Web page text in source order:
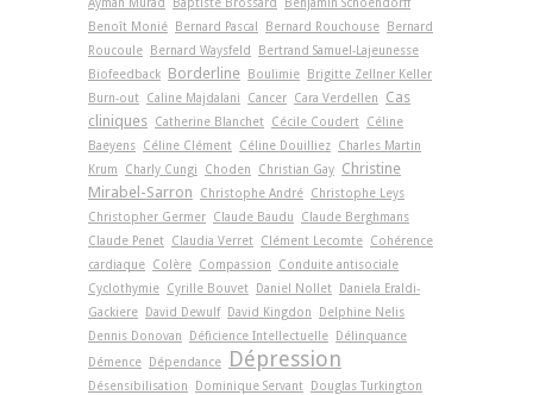
Ayman Murad
Baptiste Brossard
Benjamin Schoendorff
Benoît Monié
Bernard Pascal Bernard Rouchouse
Bernard
Roucoule
Bernard Waysfeld
Bertrand Samuel-Lajeunesse
Biofeedback Borderline Boulimie
Brigitte Zellner Keller
Burn-out Caline Majdalani Cancer Cara Verdellen
Cas
cliniques Catherine Blanchet Cécile Coudert Céline
Baeyens Céline Clément Céline Douilliez Charles Martin
Krum
Charly Cungi Choden Christian Gay Christine
Mirabel-Sarron
Christophe André Christophe Leys
Christopher Germer Claude Baudu
Claude Berghmans
Claude Penet Claudia Verret Clément Lecomte Cohérence
cardiaque Colère Compassion
Conduite antisociale
Cyclothymie Cyrille Bouvet Daniel Nollet
Daniela Eraldi-
Gackiere
David Dewulf David Kingdon
Delphine Nelis
Dennis Donovan
Déficience Intellectuelle
Délinquance
Démence
Dépendance Dépression
Désensibilisation Dominique Servant
Douglas Turkington